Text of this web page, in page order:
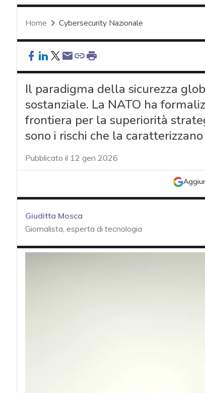
Home Cybersecurity Nazionale
Il paradigma della sicurezza
sostanziale. La NATO ha
frontiera per la superiorità
sono i rischi che la caratterizzano
Pubblicato il 12 gen 2026
Giuditta Mosca
Giornalista, esperta di tecnologia